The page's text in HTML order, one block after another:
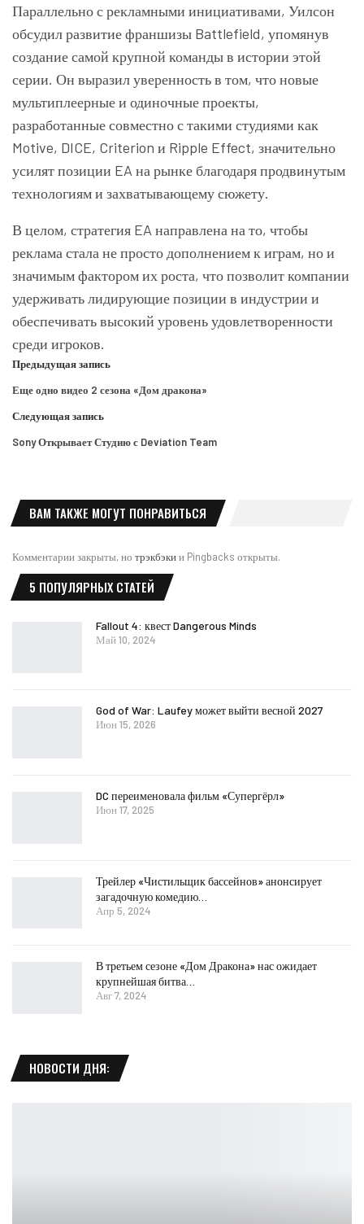
Параллельно с рекламными инициативами, Уилсон
обсудил развитие франшизы Battlefield, упомянув
создание самой крупной команды в истории этой
серии. Он выразил уверенность в том, что новые
мультиплеерные и одиночные проекты,
разработанные совместно с такими студиями как
Motive, DICE, Criterion и Ripple Effect, значительно
усилят позиции EA на рынке благодаря продвинутым
технологиям и захватывающему сюжету.
В целом, стратегия EA направлена на то, чтобы
реклама стала не просто дополнением к играм, но и
значимым фактором их роста, что позволит компании
удерживать лидирующие позиции в индустрии и
обеспечивать высокий уровень удовлетворенности
среди игроков.
Предыдущая запись
Еще одно видео 2 сезона «Дом дракона»
Следующая запись
Sony Открывает Студию с Deviation Team
ВАМ ТАКЖЕ МОГУТ ПОНРАВИТЬСЯ
Комментарии закрыты, но трэкбэкии Pingbacks открыты.
5 ПОПУЛЯРНЫХ СТАТЕЙ
Fallout 4: квест Dangerous Minds
Май 10, 2024
God of War: Laufey может выйти весной 2027
Июн 15, 2026
DC переименовала фильм «Супергёрл»
Июн 17, 2025
Трейлер «Чистильщик бассейнов» анонсирует
загадочную комедию…
Апр 5, 2024
В третьем сезоне «Дом Дракона» нас ожидает
крупнейшая битва…
Авг 7, 2024
НОВОСТИ ДНЯ: